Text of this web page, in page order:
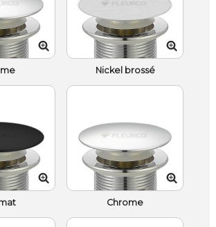
Nickel brossé
Chrome